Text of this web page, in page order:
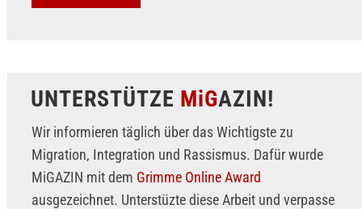
UNTERSTÜTZE MiGAZIN!
Wir informieren täglich über das Wichtigste zu
Migration, Integration und Rassismus. Dafür wurde
MiGAZIN mit dem Grimme Online Award
ausgezeichnet. Unterstüzte diese Arbeit und verpasse